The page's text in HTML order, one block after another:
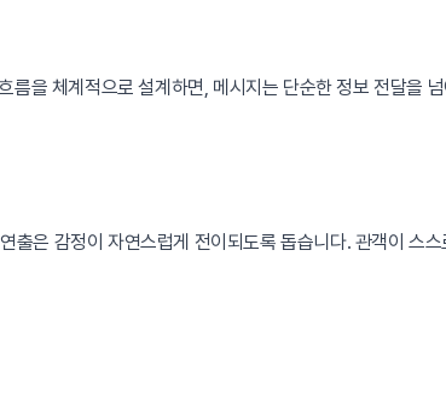
을 체계적으로 설계하면, 메시지는 단순한 정보 전달을 넘
은 감정이 자연스럽게 전이되도록 돕습니다. 관객이 스